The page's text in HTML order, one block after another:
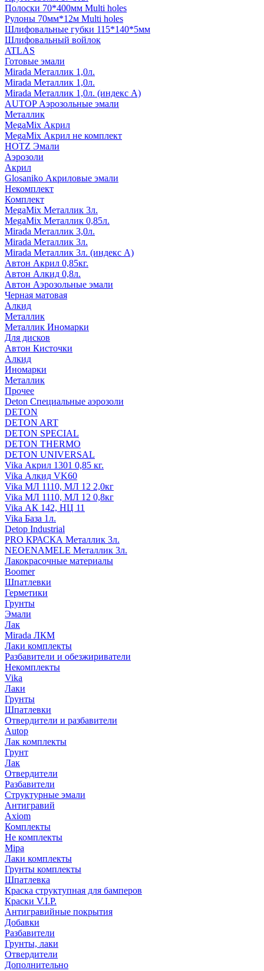
Полоски 70*400мм Multi holes
Рулоны 70мм*12м Multi holes
Шлифовальные губки 115*140*5мм
Шлифовальный войлок
ATLAS
Готовые эмали
Mirada Металлик 1,0л.
Mirada Металлик 1,0л.
Mirada Металлик 1,0л. (индекс А)
AUTOP Аэрозольные эмали
Металлик
MegaMix Акрил
MegaMix Акрил не комплект
HOTZ Эмали
Аэрозоли
Акрил
Glosaniko Акриловые эмали
Некомплект
Комплект
MegaMix Металлик 3л.
MegaMix Металлик 0,85л.
Mirada Металлик 3,0л.
Mirada Металлик 3л.
Mirada Металлик 3л. (индекс А)
Автон Акрил 0,85кг.
Автон Алкид 0,8л.
Автон Аэрозольные эмали
Черная матовая
Алкид
Металлик
Металлик Иномарки
Для дисков
Автон Кисточки
Алкид
Иномарки
Металлик
Прочее
Deton Специальные аэрозоли
DETON
DETON ART
DETON SPECIAL
DETON THERMO
DETON UNIVERSAL
Vika Акрил 1301 0,85 кг.
Vika Алкид VK60
Vika МЛ 1110, МЛ 12 2,0кг
Vika МЛ 1110, МЛ 12 0,8кг
Vika АК 142, НЦ 11
Vika База 1л.
Detop Industrial
PRO КРАСКА Металлик 3л.
NEOENAMELE Металлик 3л.
Лакокрасочные материалы
Boomer
Шпатлевки
Герметики
Грунты
Эмали
Лак
Mirada ЛКМ
Лаки комплекты
Разбавители и обезжириватели
Некомплекты
Vika
Лаки
Грунты
Шпатлевки
Отвердители и разбавители
Autop
Лак комплекты
Грунт
Лак
Отвердители
Разбавители
Структурные эмали
Антигравий
Axiom
Комплекты
Не комплекты
Mipa
Лаки комплекты
Грунты комплекты
Шпатлевка
Краска структупная для бамперов
Краски V.I.P.
Антигравийные покрытия
Добавки
Разбавители
Грунты, лаки
Отвердители
Дополнительно